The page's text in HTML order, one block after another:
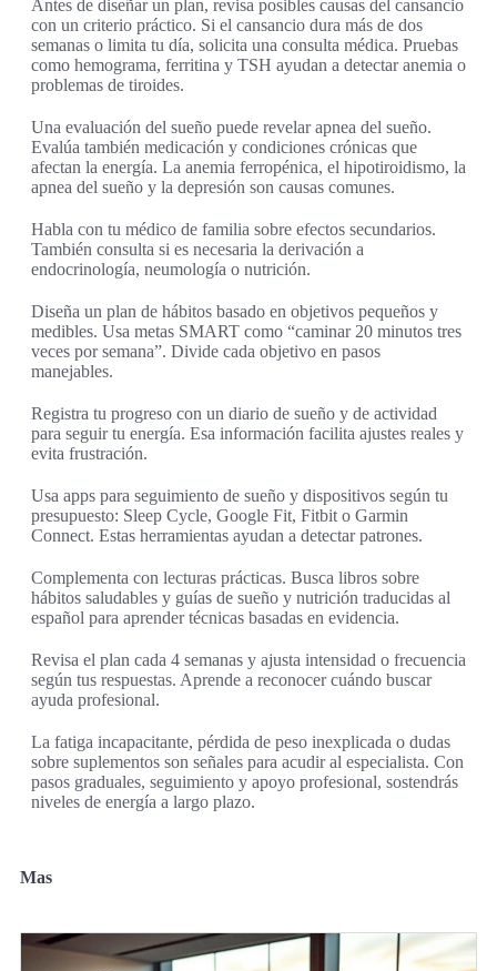
Antes de diseñar un plan, revisa posibles causas del cansancio
con un criterio práctico. Si el cansancio dura más de dos
semanas o limita tu día, solicita una consulta médica. Pruebas
como hemograma, ferritina y TSH ayudan a detectar anemia o
problemas de tiroides.
Una evaluación del sueño puede revelar apnea del sueño.
Evalúa también medicación y condiciones crónicas que
afectan la energía. La anemia ferropénica, el hipotiroidismo, la
apnea del sueño y la depresión son causas comunes.
Habla con tu médico de familia sobre efectos secundarios.
También consulta si es necesaria la derivación a
endocrinología, neumología o nutrición.
Diseña un plan de hábitos basado en objetivos pequeños y
medibles. Usa metas SMART como “caminar 20 minutos tres
veces por semana”. Divide cada objetivo en pasos
manejables.
Registra tu progreso con un diario de sueño y de actividad
para seguir tu energía. Esa información facilita ajustes reales y
evita frustración.
Usa apps para seguimiento de sueño y dispositivos según tu
presupuesto: Sleep Cycle, Google Fit, Fitbit o Garmin
Connect. Estas herramientas ayudan a detectar patrones.
Complementa con lecturas prácticas. Busca libros sobre
hábitos saludables y guías de sueño y nutrición traducidas al
español para aprender técnicas basadas en evidencia.
Revisa el plan cada 4 semanas y ajusta intensidad o frecuencia
según tus respuestas. Aprende a reconocer cuándo buscar
ayuda profesional.
La fatiga incapacitante, pérdida de peso inexplicada o dudas
sobre suplementos son señales para acudir al especialista. Con
pasos graduales, seguimiento y apoyo profesional, sostendrás
niveles de energía a largo plazo.
Mas